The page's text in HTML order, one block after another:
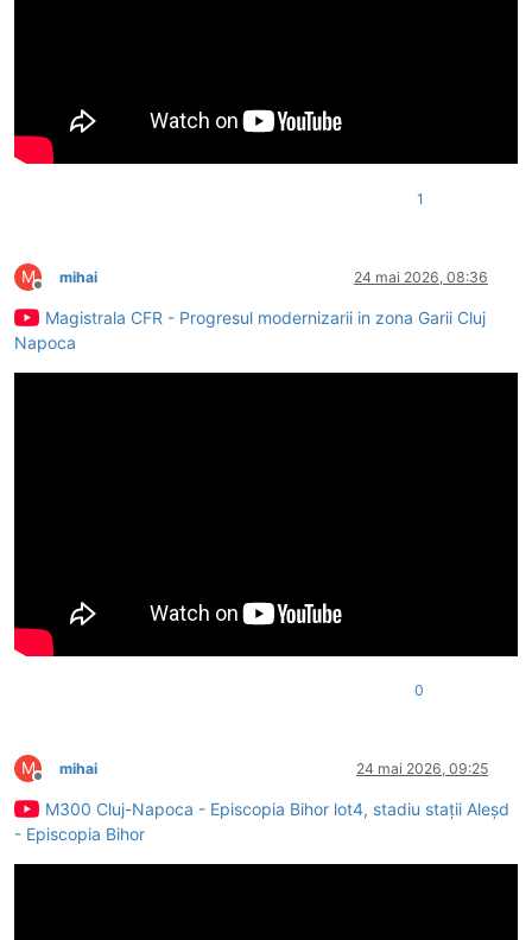
1
M
Deconectat
mihai 24 mai 2026, 08:36
Magistrala CFR - Progresul modernizarii in zona Garii Cluj
Napoca
0
M
Deconectat
mihai 24 mai 2026, 09:25
M300 Cluj-Napoca - Episcopia Bihor lot4, stadiu stații Aleșd
- Episcopia Bihor